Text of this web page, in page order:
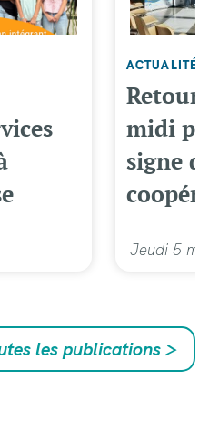
ACTUALITÉS
Retour
midi
signe
Jeudi 5
les publications >